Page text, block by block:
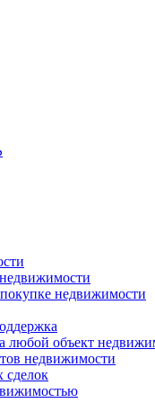
недвижимости
любой объект
недвижимости
сделок